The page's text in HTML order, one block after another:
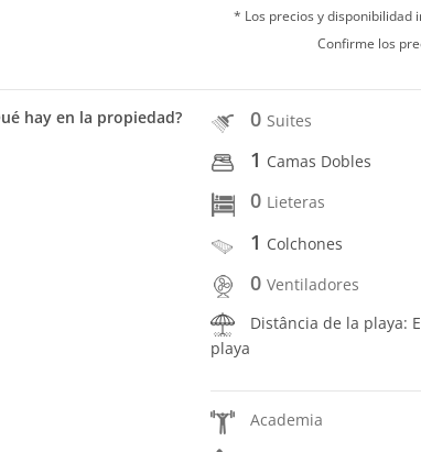
* Los precios y disponibilidad
Confirme los
hay en la propiedad? 0 Suites
1 Camas Dobles
0 Lieteras
1 Colchones
0Ventiladores
Distância de la playa:
playa
Academia